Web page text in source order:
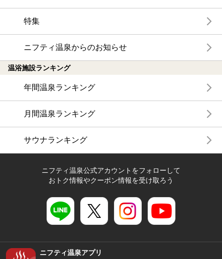
特集
ニフティ温泉からのお知らせ
温浴施設ランキング
年間温泉ランキング
月間温泉ランキング
サウナランキング
ニフティ温泉公式アカウントをフォローして
おトク情報やクーポン情報を受け取ろう
ニフティ温泉アプリ